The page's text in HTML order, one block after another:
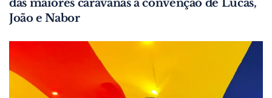
das maiores caravanas à convenção de Lucas,
João e Nabor